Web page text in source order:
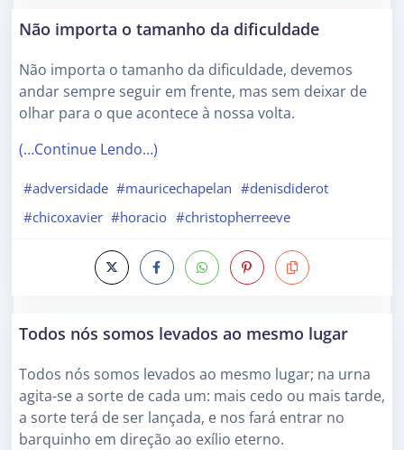
Não importa o tamanho da dificuldade
Não importa o tamanho da dificuldade, devemos
andar sempre seguir em frente, mas sem deixar de
olhar para o que acontece à nossa volta.
(…Continue Lendo…)
#adversidade #mauricechapelan #denisdiderot
#chicoxavier #horacio #christopherreeve
Todos nós somos levados ao mesmo lugar
Todos nós somos levados ao mesmo lugar; na urna
agita-se a sorte de cada um: mais cedo ou mais tarde,
a sorte terá de ser lançada, e nos fará entrar no
barquinho em direção ao exílio eterno.